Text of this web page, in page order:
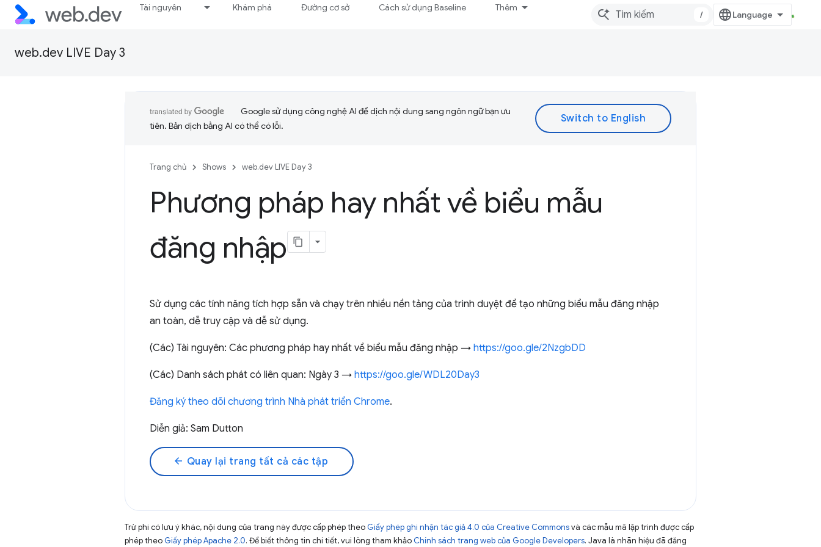
Tài nguyên Khám phá Đường cơ sở Cách sử dụng Baseline Thêm
/
web.dev LIVE Day 3
Google sử dụng công nghệ AI để dịch nội dung sang ngôn ngữ bạn ưu
tiên. Bản dịch bằng AI có thể có lỗi.
Trang chủ Shows web.dev LIVE Day 3
Phương pháp hay nhất về biểu mẫu
đăng nhập
Sử dụng các tính năng tích hợp sẵn và chạy trên nhiều nền tảng của trình duyệt để tạo những biểu mẫu đăng nhập
an toàn, dễ truy cập và dễ sử dụng.
(Các) Tài nguyên: Các phương pháp hay nhất về biểu mẫu đăng nhập → https://goo.gle/2NzgbDD
(Các) Danh sách phát có liên quan: Ngày 3 → https://goo.gle/WDL20Day3
Đăng ký theo dõi chương trình Nhà phát triển Chrome.
Diễn giả: Sam Dutton
arrow_back Quay lại trang tất cả các tập
Trừ phi có lưu ý khác, nội dung của trang này được cấp phép theo Giấy phép ghi nhận tác giả 4.0 của Creative Commonsvà các mẫu mã lập trình được cấp
phép theo Giấy phép Apache 2.0. Để biết thông tin chi tiết, vui lòng tham khảo Chính sách trang web của Google Developers. Java là nhãn hiệu đã đăng